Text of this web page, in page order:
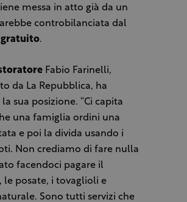
messa in atto già da un
controbilanciata dal
.
Fabio Farinelli,
da La Repubblica, ha
sua posizione. “Ci capita
una famiglia ordini una
e poi la divida usando i
Non crediamo di fare nulla
facendoci pagare il
le posate, i tovaglioli e
Sono tutti servizi che